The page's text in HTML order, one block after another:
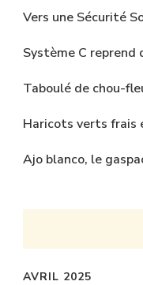
Vers une Sécurité
Système C reprend
Taboulé de chou-
Haricots verts frais
Ajo blanco, le
AVRIL 2025